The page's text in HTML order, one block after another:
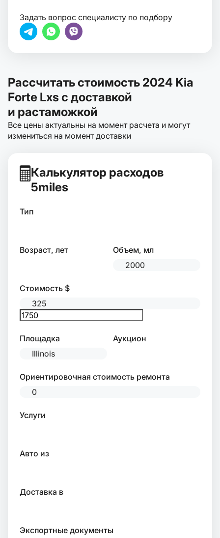
Задать вопрос специалисту по подбору
Рассчитать стоимость 2024 Kia
Forte Lxs с доставкой
и растаможкой
Все цены актуальны на момент расчета и могут
измениться на момент доставки
Калькулятор расходов
5miles
Тип
Возраст, лет Объем, мл
Стоимость $
Площадка Аукцион
Ориентировочная стоимость ремонта
Услуги
Авто из
Доставка в
Экспортные документы